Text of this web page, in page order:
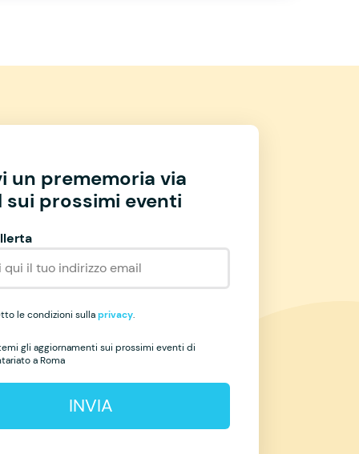
un prememoria via
sui prossimi eventi
le condizioni sullaprivacy.
gli aggiornamenti sui prossimi eventi di
a Roma
INVIA